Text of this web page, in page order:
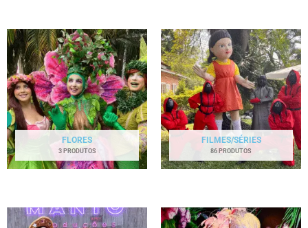
FLORES
3 PRODUTOS
FILMES/SÉRIES
86 PRODUTOS